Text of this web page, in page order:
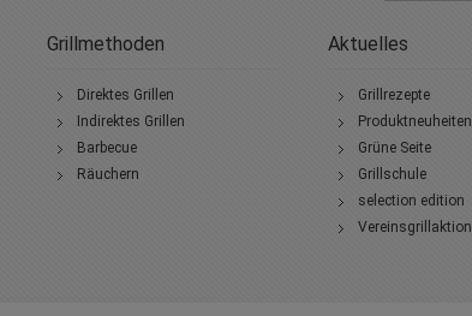
Grillmethoden
Direktes Grillen
Indirektes Grillen
Barbecue
Räuchern
Aktuelles
Grillrezepte
Produktneuheiten
Grüne Seite
Grillschule
selection edition
Vereinsgrillaktion